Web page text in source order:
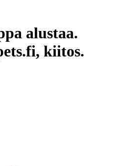
alustaa.
kiitos.